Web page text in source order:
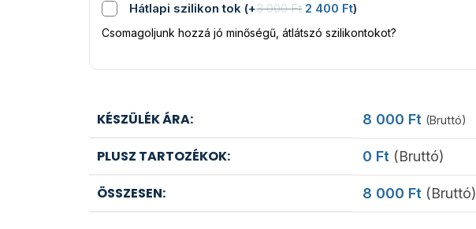
Hátlapi szilikon tok (+3 000Ft 2 400 Ft)
Csomagoljunk hozzá jó minőségű, átlátszó szilikontokot?
KÉSZÜLÉK ÁRA: 8 000 Ft (Bruttó)
PLUSZ TARTOZÉKOK: 0 Ft (Bruttó)
ÖSSZESEN: 8 000 Ft (Bruttó)